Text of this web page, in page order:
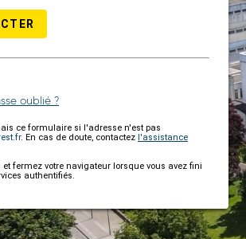
oublié ?
ce formulaire si l'adresse n'est pas
. En cas de doute, contactez l'assistance
et fermez votre navigateur lorsque vous avez fini
authentifiés.